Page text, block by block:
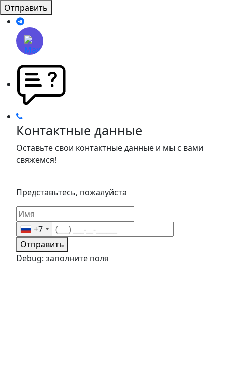
Отправить
Контактные данные
Оставьте свои контактные данные и мы с вами
свяжемся!
Представьтесь, пожалуйста
+7
Отправить
Debug: заполните поля